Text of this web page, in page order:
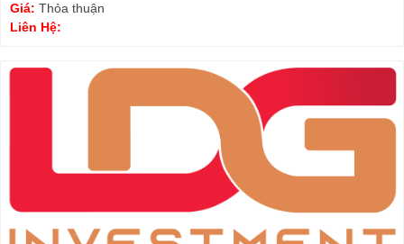
Giá: Thỏa thuận
Liên Hệ: